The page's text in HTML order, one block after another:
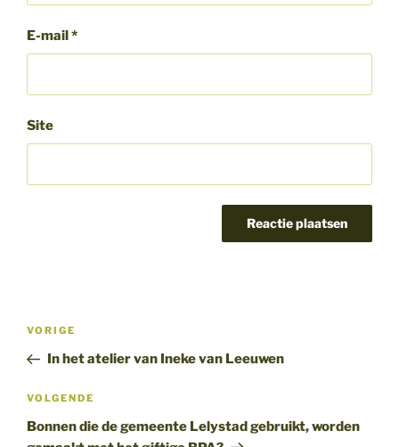
E-mail*
Site
Bericht
Vorig
bericht
VORIGE
In het atelier van Ineke van Leeuwen
Volgend
bericht
VOLGENDE
Bonnen die de gemeente Lelystad gebruikt, worden